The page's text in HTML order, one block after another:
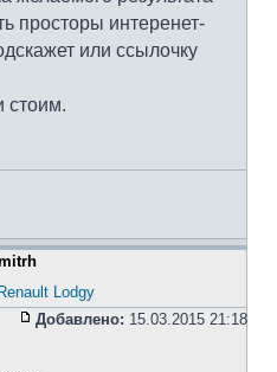
просторы интеренет-
или ссылочку
стоим.
Lodgy
Добавлено: 15.03.2015 21:18